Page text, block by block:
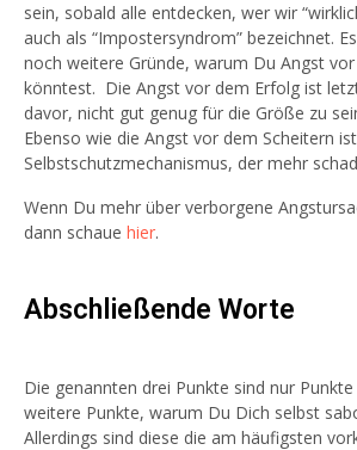
sein, sobald alle entdecken, wer wir
auch als “Impostersyndrom” bezeichnet.
noch weitere Gründe, warum Du Angst
könntest. Die Angst vor dem Erfolg ist
davor, nicht gut genug für die Größe zu
Ebenso wie die Angst vor dem Scheitern
Selbstschutzmechanismus, der mehr
Wenn Du mehr über verborgene
dann schaue hier.
Abschließende Worte
Die genannten drei Punkte sind nur
weitere Punkte, warum Du Dich selbst
Allerdings sind diese die am häufigsten